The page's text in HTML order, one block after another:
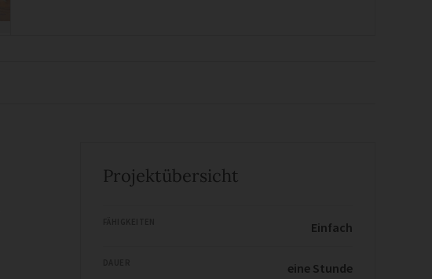
Projektübersicht
Einfach
eine Stunde